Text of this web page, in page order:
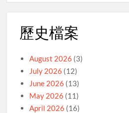
歷史檔案
August 2026 (3)
July 2026 (12)
June 2026 (13)
May 2026 (11)
April 2026 (16)